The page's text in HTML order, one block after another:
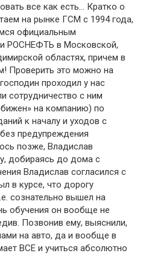
все как есть… Кратко о
на рынке ГСМ с 1994 года,
официальным
РОСНЕФТЬ в Московской,
областях, причем в
Проверить это можно на
проходил у нас
сотрудничество с ним
на компанию) по
к началу и уходов с
предупреждения
позже, Владислав
добираясь до дома с
Владислав согласился с
в курсе, что дорогу
сознательно вышел на
обучения он вообще не
Позвонив ему, выяснили,
на авто, да и вообще в
ВСЕ и учиться абсолютно